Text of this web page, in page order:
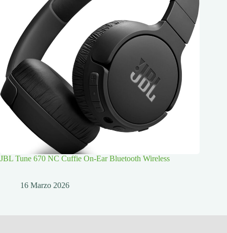
JBL Tune 670 NC Cuffie On-Ear Bluetooth Wireless
16 Marzo 2026